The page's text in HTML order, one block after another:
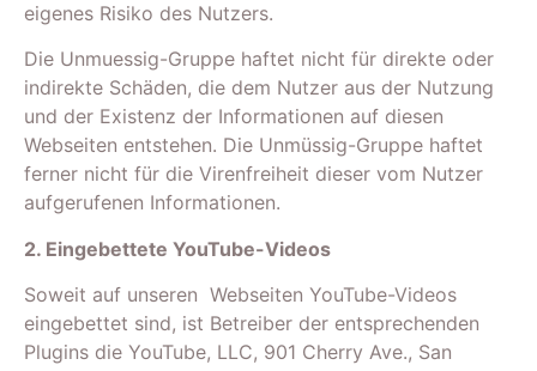
eigenes Risiko des Nutzers.
Die Unmuessig-Gruppe haftet nicht für direkte oder
indirekte Schäden, die dem Nutzer aus der Nutzung
und der Existenz der Informationen auf diesen
Webseiten entstehen. Die Unmüssig-Gruppe haftet
ferner nicht für die Virenfreiheit dieser vom Nutzer
aufgerufenen Informationen.
2. Eingebettete YouTube-Videos
Soweit auf unseren Webseiten YouTube-Videos
eingebettet sind, ist Betreiber der entsprechenden
Plugins die YouTube, LLC, 901 Cherry Ave., San